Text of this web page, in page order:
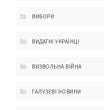
ВИБОРИ
ВИДАТНІ УКРАЇНЦІ
ВИЗВОЛЬНА ВІЙНА
ГАЛУЗЕВІ НОВИНИ